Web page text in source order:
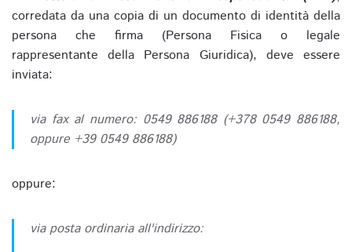
corredata da una copia di un documento di identità della
persona che firma (Persona Fisica o legale
rappresentante della Persona Giuridica), deve essere
inviata:
via fax al numero: 0549 886188 (+378 0549 886188,
oppure +39 0549 886188)
oppure:
via posta ordinaria all'indirizzo: